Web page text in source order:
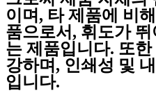
이며, 타 제품에 비
품으로서, 휘도가
는 제품입니다. 또한
강하며, 인쇄성 및
입니다.